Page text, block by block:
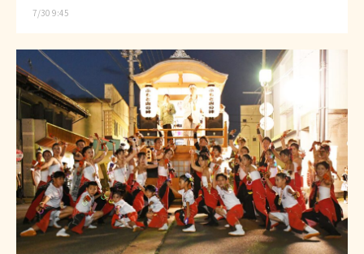
7/30 9:45